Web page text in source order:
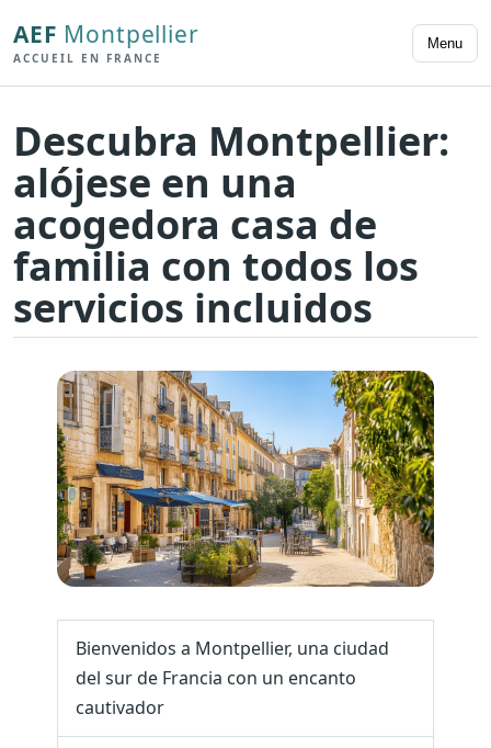
AEF Montpellier
ACCUEIL EN FRANCE
Menu
Descubra Montpellier:
alójese en una
acogedora casa de
familia con todos los
servicios incluidos
Bienvenidos a Montpellier, una ciudad
del sur de Francia con un encanto
cautivador